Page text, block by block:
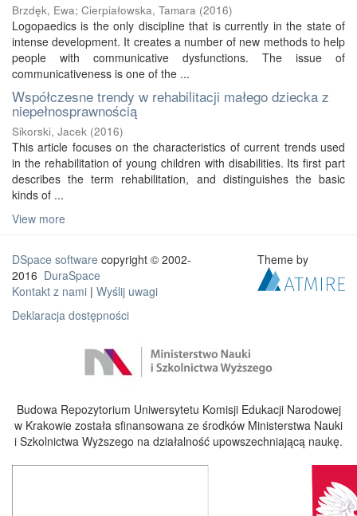
Brzdęk, Ewa; Cierpiałowska, Tamara (2016)
Logopaedics is the only discipline that is currently in the state of
intense development. It creates a number of new methods to help
people with communicative dysfunctions. The issue of
communicativeness is one of the ...
Współczesne trendy w rehabilitacji małego dziecka z
niepełnosprawnością
Sikorski, Jacek (2016)
This article focuses on the characteristics of current trends used
in the rehabilitation of young children with disabilities. Its first part
describes the term rehabilitation, and distinguishes the basic
kinds of ...
View more
DSpace software copyright © 2002-
2016 DuraSpace
Kontakt z nami | Wyślij uwagi
Deklaracja dostępności
Theme by
Budowa Repozytorium Uniwersytetu Komisji Edukacji Narodowej
w Krakowie została sfinansowana ze środków Ministerstwa Nauki
i Szkolnictwa Wyższego na działalność upowszechniającą naukę.